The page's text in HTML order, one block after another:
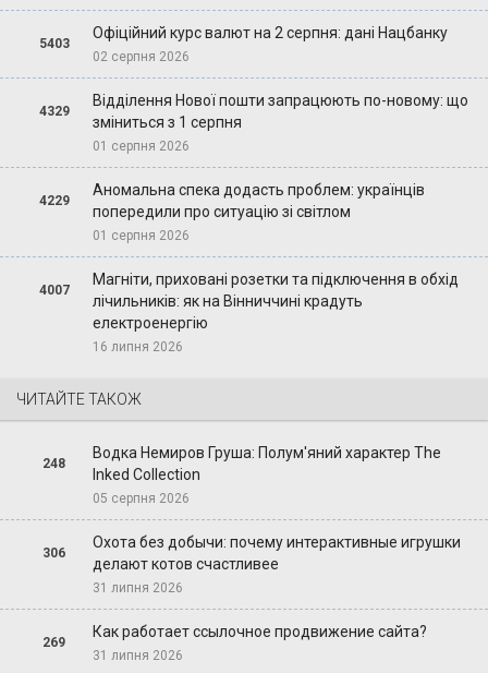
5403
Офіційний курс валют на 2 серпня: дані Нацбанку
02 серпня 2026
4329
Відділення Нової пошти запрацюють по-новому: що
зміниться з 1 серпня
01 серпня 2026
4229
Аномальна спека додасть проблем: українців
попередили про ситуацію зі світлом
01 серпня 2026
4007
Магніти, приховані розетки та підключення в обхід
лічильників: як на Вінниччині крадуть
електроенергію
16 липня 2026
ЧИТАЙТЕ ТАКОЖ
248
Водка Немиров Груша: Полум'яний характер The
Inked Collection
05 серпня 2026
306
Охота без добычи: почему интерактивные игрушки
делают котов счастливее
31 липня 2026
269
Как работает ссылочное продвижение сайта?
31 липня 2026